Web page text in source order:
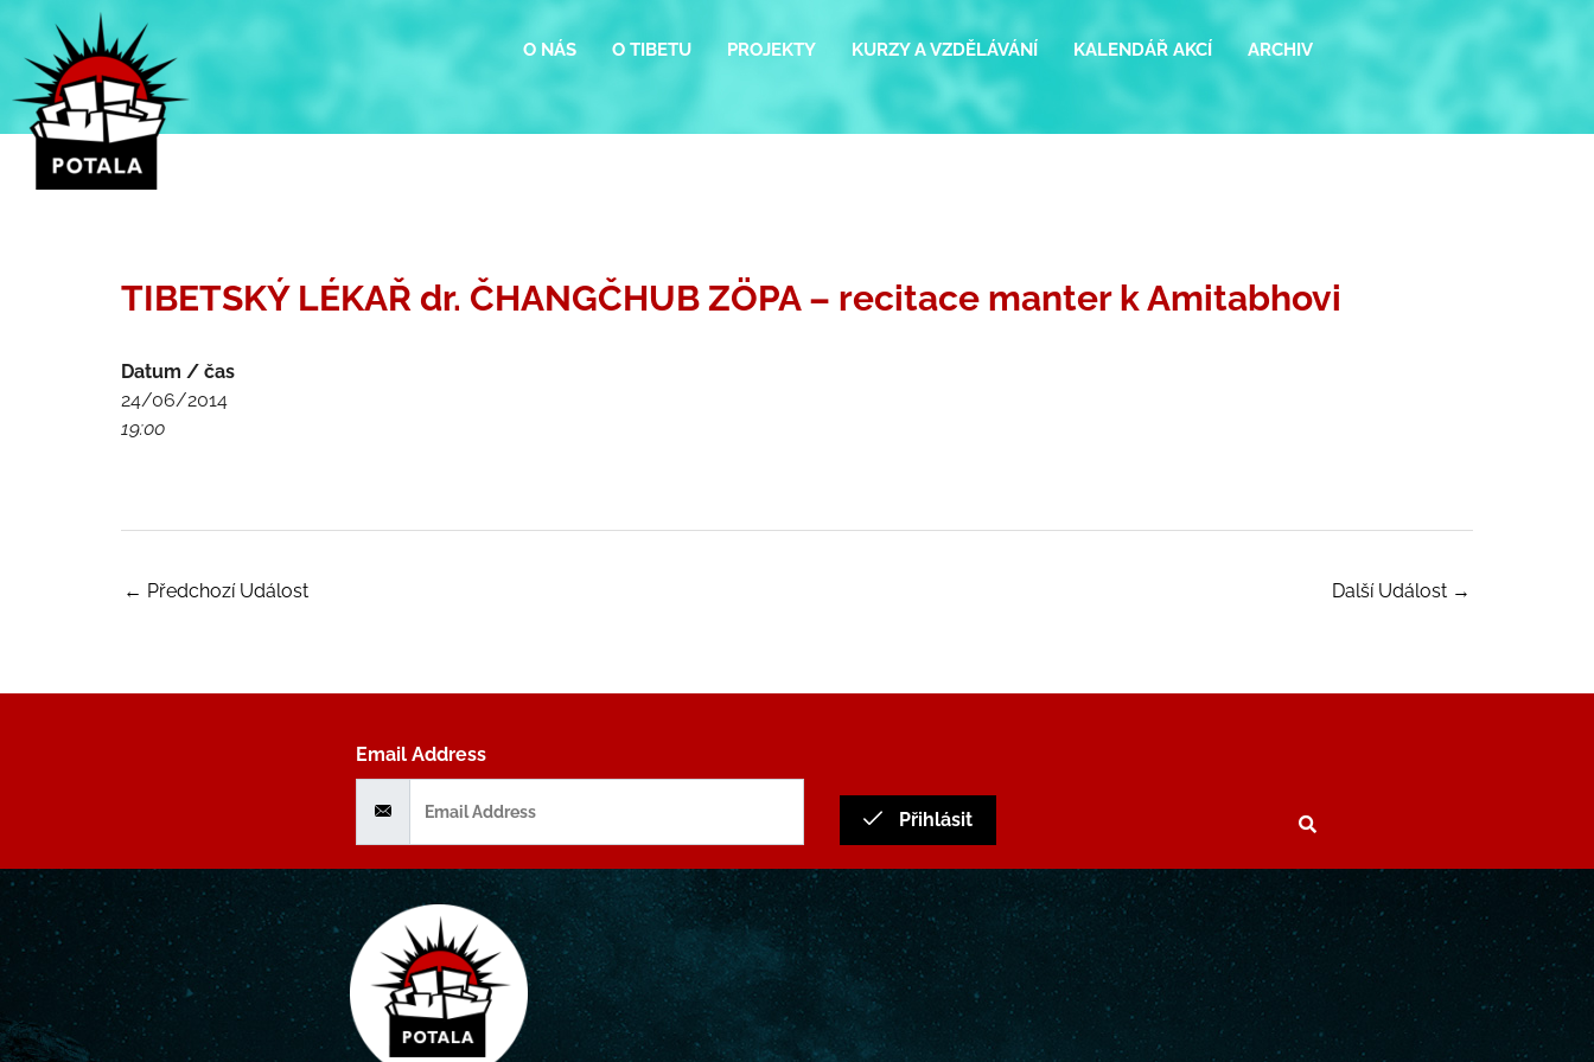
obsah
O NÁS O TIBETU PROJEKTY KURZY A VZDĚLÁVÁNÍ KALENDÁŘ AKCÍ ARCHIV
TIBETSKÝ LÉKAŘ dr. ČHANGČHUB ZÖPA – recitace manter k Amitabhovi
Datum / čas
24/06/2014
19:00
← Předchozí Událost Další Událost →
Email Address
Přihlásit